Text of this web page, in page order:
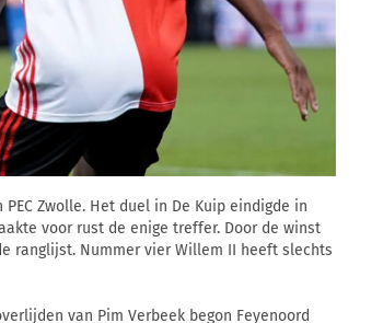
Zwolle. Het duel in De Kuip eindigde in
voor rust de enige treffer. Door de winst
ranglijst. Nummer vier Willem II heeft slechts
van Pim Verbeek begon Feyenoord